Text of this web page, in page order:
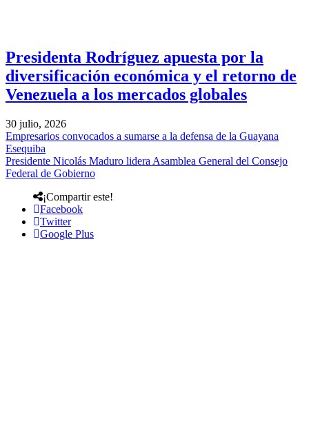
Presidenta Rodríguez apuesta por la
diversificación económica y el retorno de
Venezuela a los mercados globales
30 julio, 2026
Empresarios convocados a sumarse a la defensa de la Guayana
Esequiba
Presidente Nicolás Maduro lidera Asamblea General del Consejo
Federal de Gobierno
¡Compartir este!
Facebook
Twitter
Google Plus